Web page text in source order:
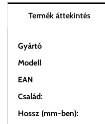
Termék áttekintés
Gyártó
Modell
EAN
Család:
Hossz (mm-ben):